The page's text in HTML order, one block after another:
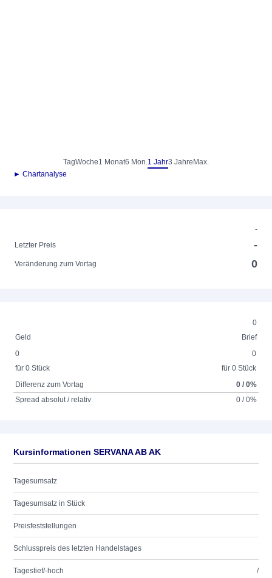
TagWoche1 Monat6 Mon.1 Jahr3 Jahre Max.
► Chartanalyse
-
Letzter Preis
-
Veränderung zum Vortag 0
0
Geld
Brief
0
für 0 Stück
0
für 0 Stück
Differenz zum Vortag
0 / 0%
Spread absolut / relativ
0 / 0%
Kursinformationen SERVANA AB AK
Tagesumsatz
Tagesumsatz in Stück
Preisfeststellungen
Schlusspreis des letzten Handelstages
Tagestief/-hoch /